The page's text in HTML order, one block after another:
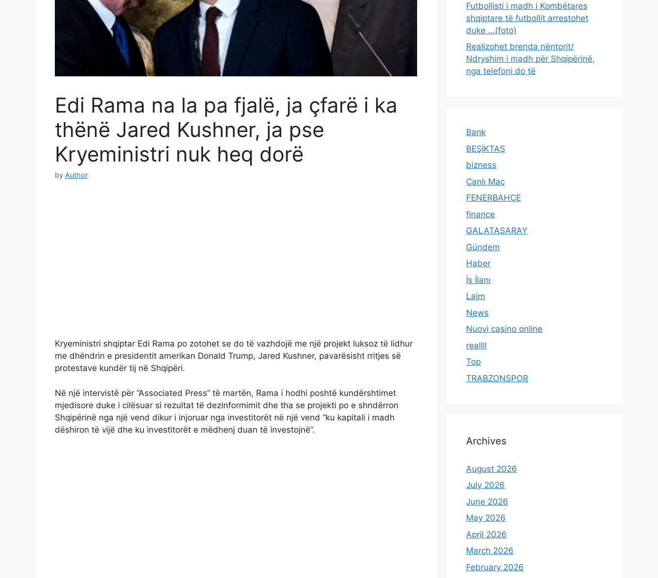
Edi Rama na la pa fjalë, ja çfarë i ka
thënë Jared Kushner, ja pse
Kryeministri nuk heq dorë
by Author
Kryeministri shqiptar Edi Rama po zotohet se do të vazhdojë me një projekt luksoz të lidhur
me dhëndrin e presidentit amerikan Donald Trump, Jared Kushner, pavarësisht rritjes së
protestave kundër tij në Shqipëri.
Në një intervistë për “Associated Press” të martën, Rama i hodhi poshtë kundërshtimet
mjedisore duke i cilësuar si rezultat të dezinformimit dhe tha se projekti po e shndërron
Shqipërinë nga një vend dikur i injoruar nga investitorët në një vend “ku kapitali i madh
dëshiron të vijë dhe ku investitorët e mëdhenj duan të investojnë”.
Futbollisti i madh i Kombëtares
shqiptare të futbollit arrestohet
duke …(foto)
Realizohet brenda nëntorit/
Ndryshim i madh për Shqipërinë,
nga telefoni do të
Bank
BEŞİKTAŞ
bizness
Canlı Maç
FENERBAHÇE
finance
GALATASARAY
Gündem
Haber
İş İlanı
Lajm
News
Nuovi casino online
reallll
Top
TRABZONSPOR
Archives
August 2026
July 2026
June 2026
May 2026
April 2026
March 2026
February 2026